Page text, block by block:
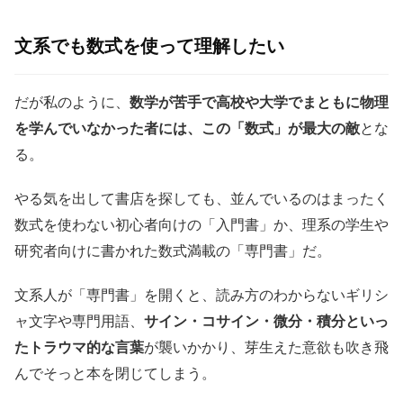
文系でも数式を使って理解したい
だが私のように、 数学が苦手で高校や大学でまともに物理
を学んでいなかった者には、この「数式」が最大の敵とな
る。
やる気を出して書店を探しても、並んでいるのはまったく
数式を使わない初心者向けの「入門書」か、理系の学生や
研究者向けに書かれた数式満載の「専門書」だ。
文系人が「専門書」を開くと、読み方のわからないギリシ
ャ文字や専門用語、 サイン・コサイン・微分・積分といっ
たトラウマ的な言葉が襲いかかり、芽生えた意欲も吹き飛
んでそっと本を閉じてしまう。